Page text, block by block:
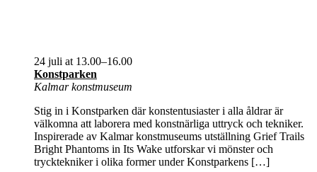
Konstparken
24 juli at 13.00–16.00
Kalmar konstmuseum
Stig in i Konstparken där konstentusiaster i alla åldrar är
välkomna att laborera med konstnärliga uttryck och tekniker.
Inspirerade av Kalmar konstmuseums utställning Grief Trails
Bright Phantoms in Its Wake utforskar vi mönster och
trycktekniker i olika former under Konstparkens […]